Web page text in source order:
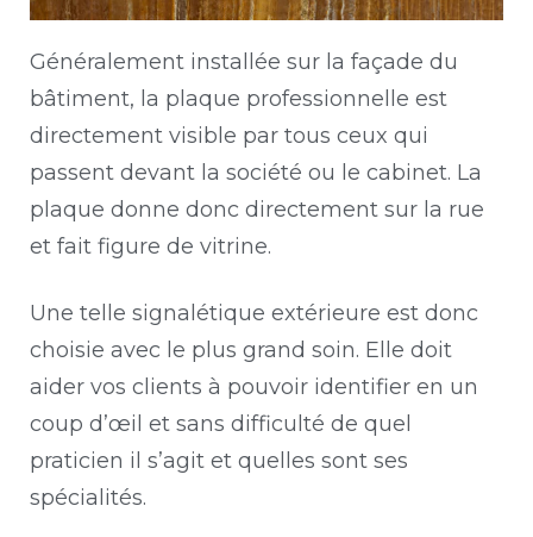
Généralement installée sur la façade du
bâtiment, la plaque professionnelle est
directement visible par tous ceux qui
passent devant la société ou le cabinet. La
plaque donne donc directement sur la rue
et fait figure de vitrine.
Une telle signalétique extérieure est donc
choisie avec le plus grand soin. Elle doit
aider vos clients à pouvoir identifier en un
coup d’œil et sans difficulté de quel
praticien il s’agit et quelles sont ses
spécialités.